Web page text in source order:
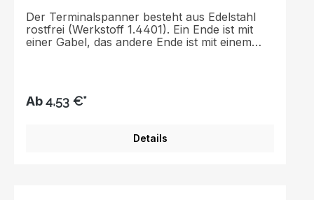
Der Terminalspanner besteht aus Edelstahl
rostfrei (Werkstoff 1.4401). Ein Ende ist mit
einer Gabel, das andere Ende ist mit einem
Ab4,53 €*
Details